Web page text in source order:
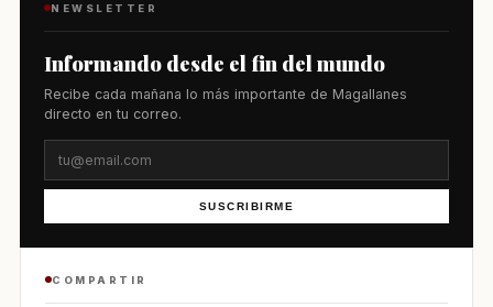
NEWSLETTER
Informando desde el fin del mundo
Recibe cada mañana lo más importante de Magallanes
directo en tu correo.
SUSCRIBIRME
COMPARTIR